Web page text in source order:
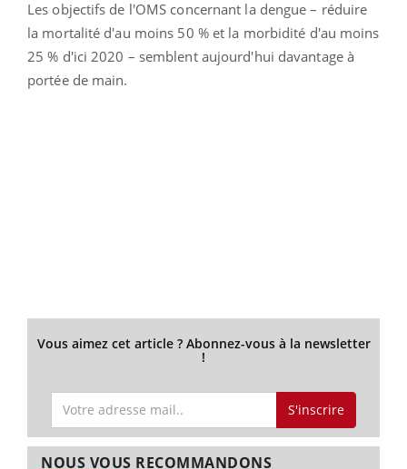
Les objectifs de l'OMS concernant la dengue – réduire
la mortalité d'au moins 50 % et la morbidité d'au moins
25 % d'ici 2020 – semblent aujourd'hui davantage à
portée de main.
Vous aimez cet article ? Abonnez-vous à la newsletter
!
S'inscrire
NOUS VOUS RECOMMANDONS